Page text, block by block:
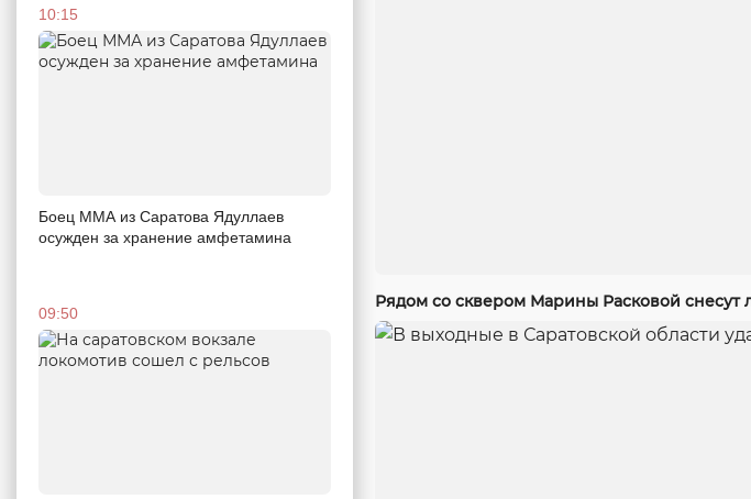
10:15
Боец ММА из Саратова Ядуллаев
осужден за хранение амфетамина
09:50
Рядом со сквером Марины Расковой снесут